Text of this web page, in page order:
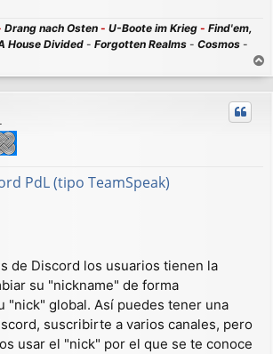
Drang nach Osten - U-Boote im Krieg - Find'em,
House Divided - Forgotten Realms - Cosmos -
r
r
PdL (tipo TeamSpeak)
de Discord los usuarios tienen la
su "nickname" de forma
"nick" global. Así puedes tener una
suscribirte a varios canales, pero
usar el "nick" por el que se te conoce